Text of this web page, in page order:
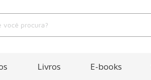
procura?
Livros E-books